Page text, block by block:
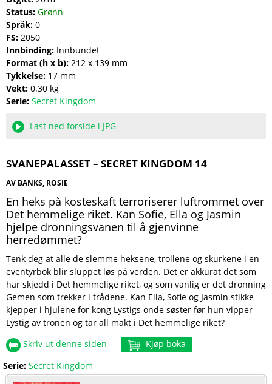
Status: Grønn
Språk: 0
FS: 2050
Innbinding: Innbundet
Format (h x b): 212 x 139 mm
Tykkelse: 17 mm
Vekt: 0.30 kg
Serie: Secret Kingdom
Last ned forside i JPG
SVANEPALASSET – SECRET KINGDOM 14
AV BANKS, ROSIE
En heks på kosteskaft terroriserer luftrommet over
Det hemmelige riket. Kan Sofie, Ella og Jasmin
hjelpe dronningsvanen til å gjenvinne
herredømmet?
Tenk deg at alle de slemme heksene, trollene og skurkene i en
eventyrbok blir sluppet løs på verden. Det er akkurat det som
har skjedd i Det hemmelige riket, og som vanlig er det dronning
Gemen som trekker i trådene. Kan Ella, Sofie og Jasmin stikke
kjepper i hjulene for kong Lystigs onde søster før hun vipper
Lystig av tronen og tar all makt i Det hemmelige riket?
Skriv ut denne siden
Kjøp boka
Serie: Secret Kingdom